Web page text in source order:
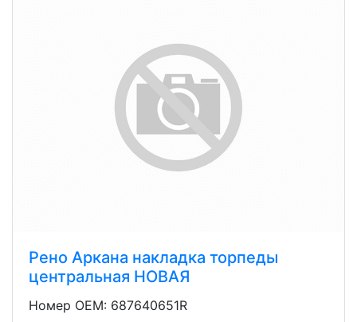
Рено Аркана накладка торпеды
центральная НОВАЯ
Номер OEM: 687640651R